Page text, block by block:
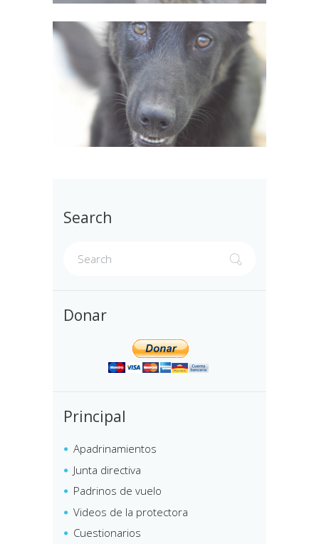
Search
Donar
Principal
Apadrinamientos
Junta directiva
Padrinos de vuelo
Videos de la protectora
Cuestionarios